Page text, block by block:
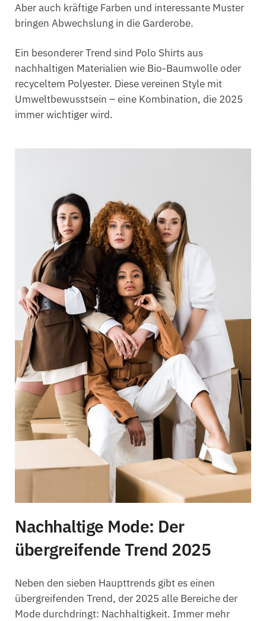
Aber auch kräftige Farben und interessante Muster
bringen Abwechslung in die Garderobe.
Ein besonderer Trend sind Polo Shirts aus
nachhaltigen Materialien wie Bio-Baumwolle oder
recyceltem Polyester. Diese vereinen Style mit
Umweltbewusstsein – eine Kombination, die 2025
immer wichtiger wird.
Nachhaltige Mode: Der
übergreifende Trend 2025
Neben den sieben Haupttrends gibt es einen
übergreifenden Trend, der 2025 alle Bereiche der
Mode durchdringt: Nachhaltigkeit. Immer mehr